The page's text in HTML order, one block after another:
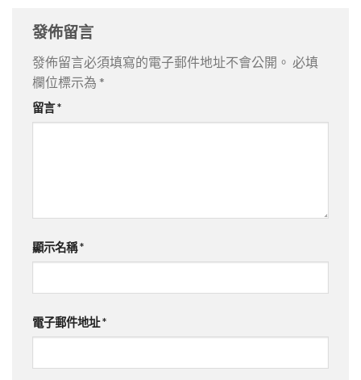
發佈留言
發佈留言必須填寫的電子郵件地址不會公開。 必填
欄位標示為 *
留言*
顯示名稱*
電子郵件地址*